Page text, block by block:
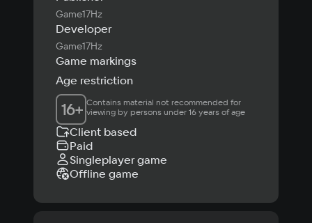
Game17Hz
Developer
Game17Hz
Game markings
Age restriction
16+ Contains material not recommended for
viewing by persons under 16 years of age
Client based
Paid
Singleplayer game
Offline game